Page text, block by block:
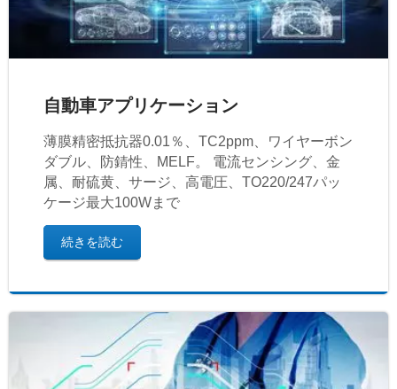
自動車アプリケーション
薄膜精密抵抗器0.01％、TC2ppm、ワイヤーボン
ダブル、防錆性、MELF。 電流センシング、金
属、耐硫黄、サージ、高電圧、TO220/247パッ
ケージ最大100Wまで
続きを読む